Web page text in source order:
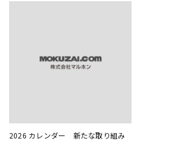
2026 カレンダー 新たな取り組み